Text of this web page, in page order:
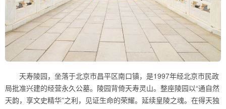
天寿陵园，坐落于北京市昌平区南口镇，是1997年经北京市民政
局批准兴建的经营永久公墓。陵园背倚天寿灵山。整座陵园以“通自然
天韵，享文史精华”之利，见证生命的荣耀。延续皇陵之魂。在得天独